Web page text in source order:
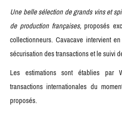
Une belle sélection de grands vins et
de production françaises,proposés
collectionneurs. Cavacave intervient
sécurisation des transactions et le suivi
Les estimations sont établies par
transactions internationales du
proposés.